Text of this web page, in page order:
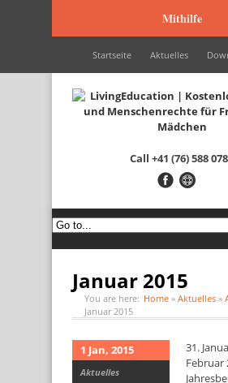
Mithilfe
Startseite Aktuelles
Wir werden unterstützt durch…
Français English
Call +41 (76) 588
Januar 2015
You are here: Home » Aktuelles »
Januar 2015
1 Jan, 2015
Aktuelles
31.
Februar